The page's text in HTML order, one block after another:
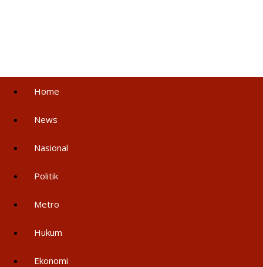
Home
News
Nasional
Politik
Metro
Hukum
Ekonomi